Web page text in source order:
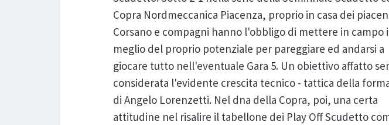
Copra Nordmeccanica Piacenza, proprio in casa dei
Corsano e compagni hanno l'obbligo di mettere in campo
meglio del proprio potenziale per pareggiare ed andarsi a
giocare tutto nell'eventuale Gara 5. Un obiettivo affatto
considerata l'evidente crescita tecnico - tattica della
di Angelo Lorenzetti. Nel dna della Copra, poi, una certa
attitudine nel risalire il tabellone dei Play Off Scudetto